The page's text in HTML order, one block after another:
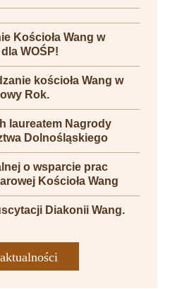
Kościoła Wang w
WOŚP!
kościoła Wang w
Rok.
laureatem Nagrody
Dolnośląskiego
o wsparcie prac
Kościoła Wang
Diakonii Wang.